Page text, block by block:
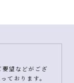
望などがござ
ております。